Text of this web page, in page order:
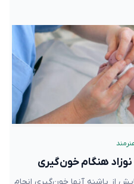
هنگام خون‌گیری